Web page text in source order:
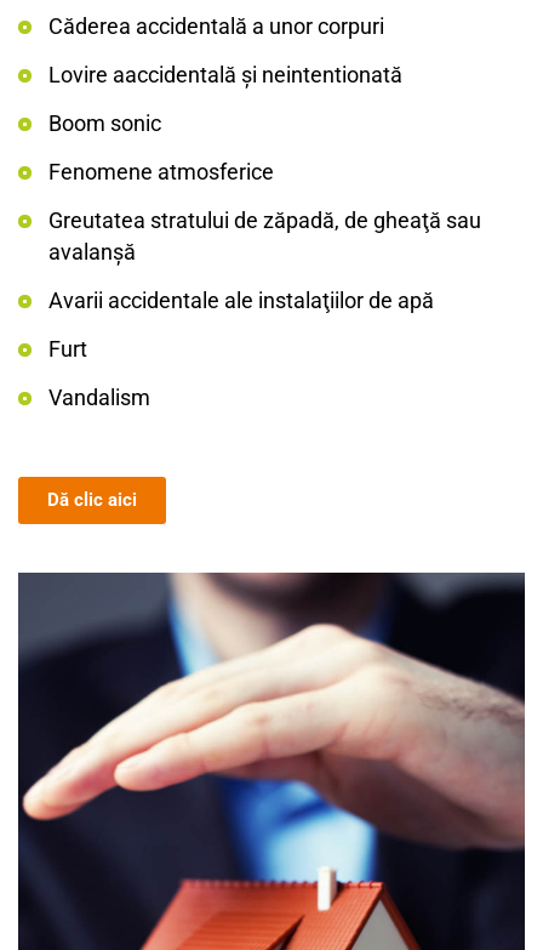
Căderea accidentală a unor corpuri
Lovire aaccidentală şi neintentionată
Boom sonic
Fenomene atmosferice
Greutatea stratului de zăpadă, de gheaţă sau
avalanşă
Avarii accidentale ale instalaţiilor de apă
Furt
Vandalism
Dă clic aici